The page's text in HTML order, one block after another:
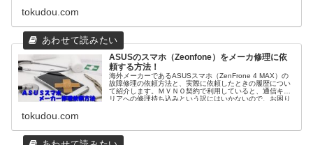
tokudou.com
ASUSのスマホ（Zeonfone）をメーカ修理に依
頼する方法！
海外メーカーであるASUSスマホ（ZenFrone 4 MAX）の
故障修理の依頼方法と、実際に依頼したときの履歴につい
て紹介します。ＭＶＮＯ契約で利用していると、通信キャ
リアへの修理持ち込みという訳にはいかないので、お困り
tokudou.com